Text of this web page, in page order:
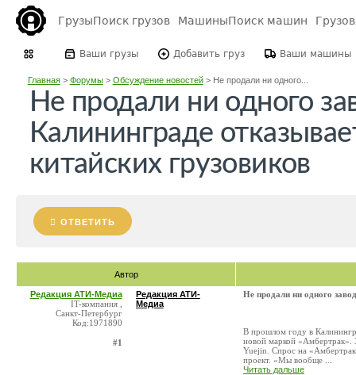
ГрузыПоиск грузов МашиныПоиск машин
Ваши грузы Добавить груз Ваши машины
Главная> Форумы> Обсуждение новостей> Не продали ни одного...
Не продали ни одного
Калининграде
китайских грузовиков
ОТВЕТИТЬ
Автор
Редакция АТИ-Медиа
IT-компания ,
Санкт-Петербург
Код:1971890
#1
Редакция АТИ-
Медиа
Не продали ни одного
В прошлом году в
новой маркой «Амбертрак».
Yuejin. Спрос на
проект. «Мы вообще ...
Читать дальше